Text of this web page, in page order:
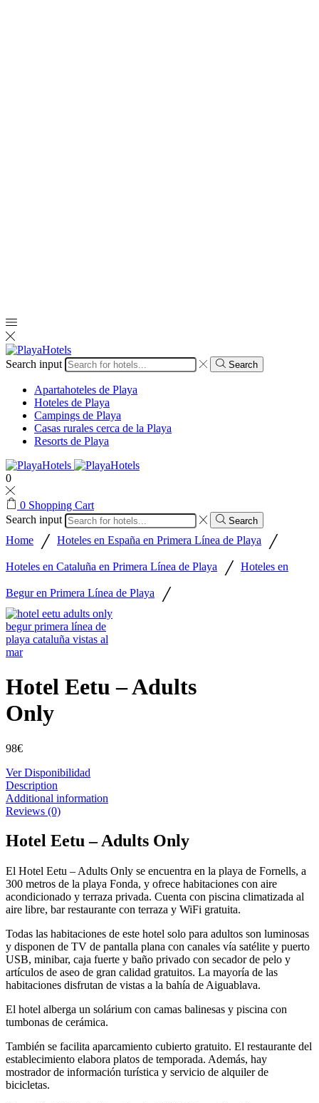
Search input Search
Apartahoteles de Playa
Hoteles de Playa
Campings de Playa
Casas rurales cerca de la Playa
Resorts de Playa
0
0 Shopping Cart
Search input
Search
Home / Hoteles en España en Primera Línea de Playa /
Hoteles en Cataluña en Primera Línea de Playa / Hoteles en
Begur en Primera Línea de Playa /
Hotel Eetu – Adults
Only
98€
Ver Disponibilidad
Description
Additional information
Reviews (0)
Hotel Eetu – Adults Only
El Hotel Eetu – Adults Only se encuentra en la playa de Fornells, a
300 metros de la playa Fonda, y ofrece habitaciones con aire
acondicionado y terraza privada. Cuenta con piscina climatizada al
aire libre, bar restaurante con terraza y WiFi gratuita.
Todas las habitaciones de este hotel solo para adultos son luminosas
y disponen de TV de pantalla plana con canales vía satélite y puerto
USB, minibar, caja fuerte y baño privado con secador de pelo y
artículos de aseo de gran calidad gratuitos. La mayoría de las
habitaciones disfrutan de vistas a la bahía de Aiguablava.
El hotel alberga un solárium con camas balinesas y piscina con
tumbonas de cerámica.
También se facilita aparcamiento cubierto gratuito. El restaurante del
establecimiento elabora platos de temporada. Además, hay
mostrador de información turística y servicio de alquiler de
bicicletas.